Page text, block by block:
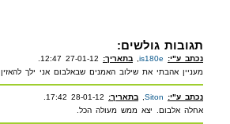
תגובות גולשים:
נכתב ע"י: is180e בתאריך: 27-01-12 12:47
מעניין אהבתי את שילוב האמנים שבאלבום אני ילך להאזין
נכתב ע"י: Siton בתאריך: 28-01-12 17:42
אחלה אלבום. יצא ממש מעולה הכל.